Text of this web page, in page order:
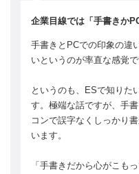
企業目線では「手書きか
手書きとPCでの印象の違
いというのが率直な感覚で
というのも、ESで知りた
す。極端な話ですが、手
コンで誤字なくしっかり
います。
「手書きだから心がこも